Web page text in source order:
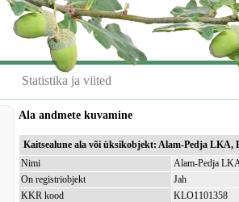
Statistika ja viited
Ala andmete kuvamine
Kaitsealune ala või üksikobjekt: Alam-Pedja LKA,
Nimi
Alam-Pedja
On registriobjekt
Jah
KKR kood
KLO1101358